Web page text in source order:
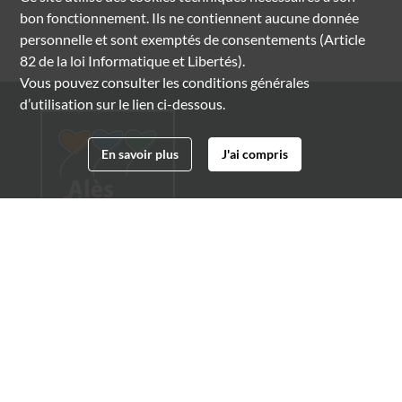
bon fonctionnement. Ils ne contiennent aucune donnée
personnelle et sont exemptés de consentements (Article
82 de la loi Informatique et Libertés).
Vous pouvez consulter les conditions générales
d’utilisation sur le lien ci-dessous.
En savoir plus J'ai compris